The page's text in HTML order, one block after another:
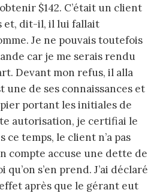
$142. C’était un client
et, dit-il, il lui fallait
Je ne pouvais toutefois
car je me serais rendu
Devant mon refus, il alla
une de ses connaissances et
portant les initiales de
autorisation, je certifiai le
ce temps, le client n’a pas
compte accuse une dette de
qu’on s’en prend. J’ai déclaré
après que le gérant eut